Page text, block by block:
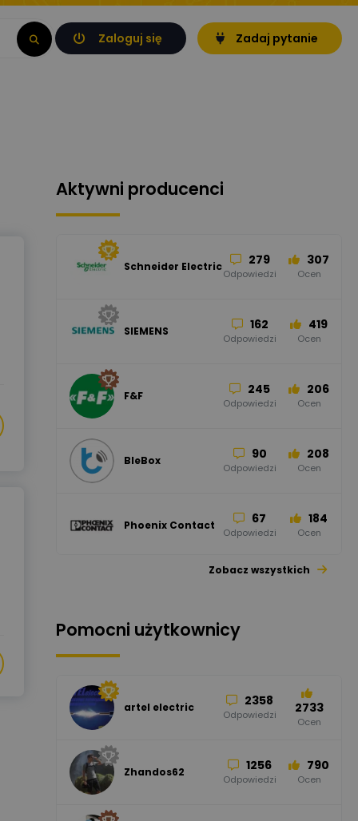
Zaloguj się Zadaj pytanie
Aktywni producenci
Schneider Electric 279
Odpowiedzi
307
Ocen
SIEMENS 162
Odpowiedzi
419
Ocen
F&F 245
Odpowiedzi
206
Ocen
BleBox 90
Odpowiedzi
208
Ocen
Phoenix Contact 67
Odpowiedzi
184
Ocen
ELKO-BIS Systemy
47 67
Ocen
50 59
Zobacz wszystkich
Pomocni użytkownicy
artel electric 2358
Odpowiedzi 2733
Ocen
Zhandos62 1256
Odpowiedzi
790
Ocen